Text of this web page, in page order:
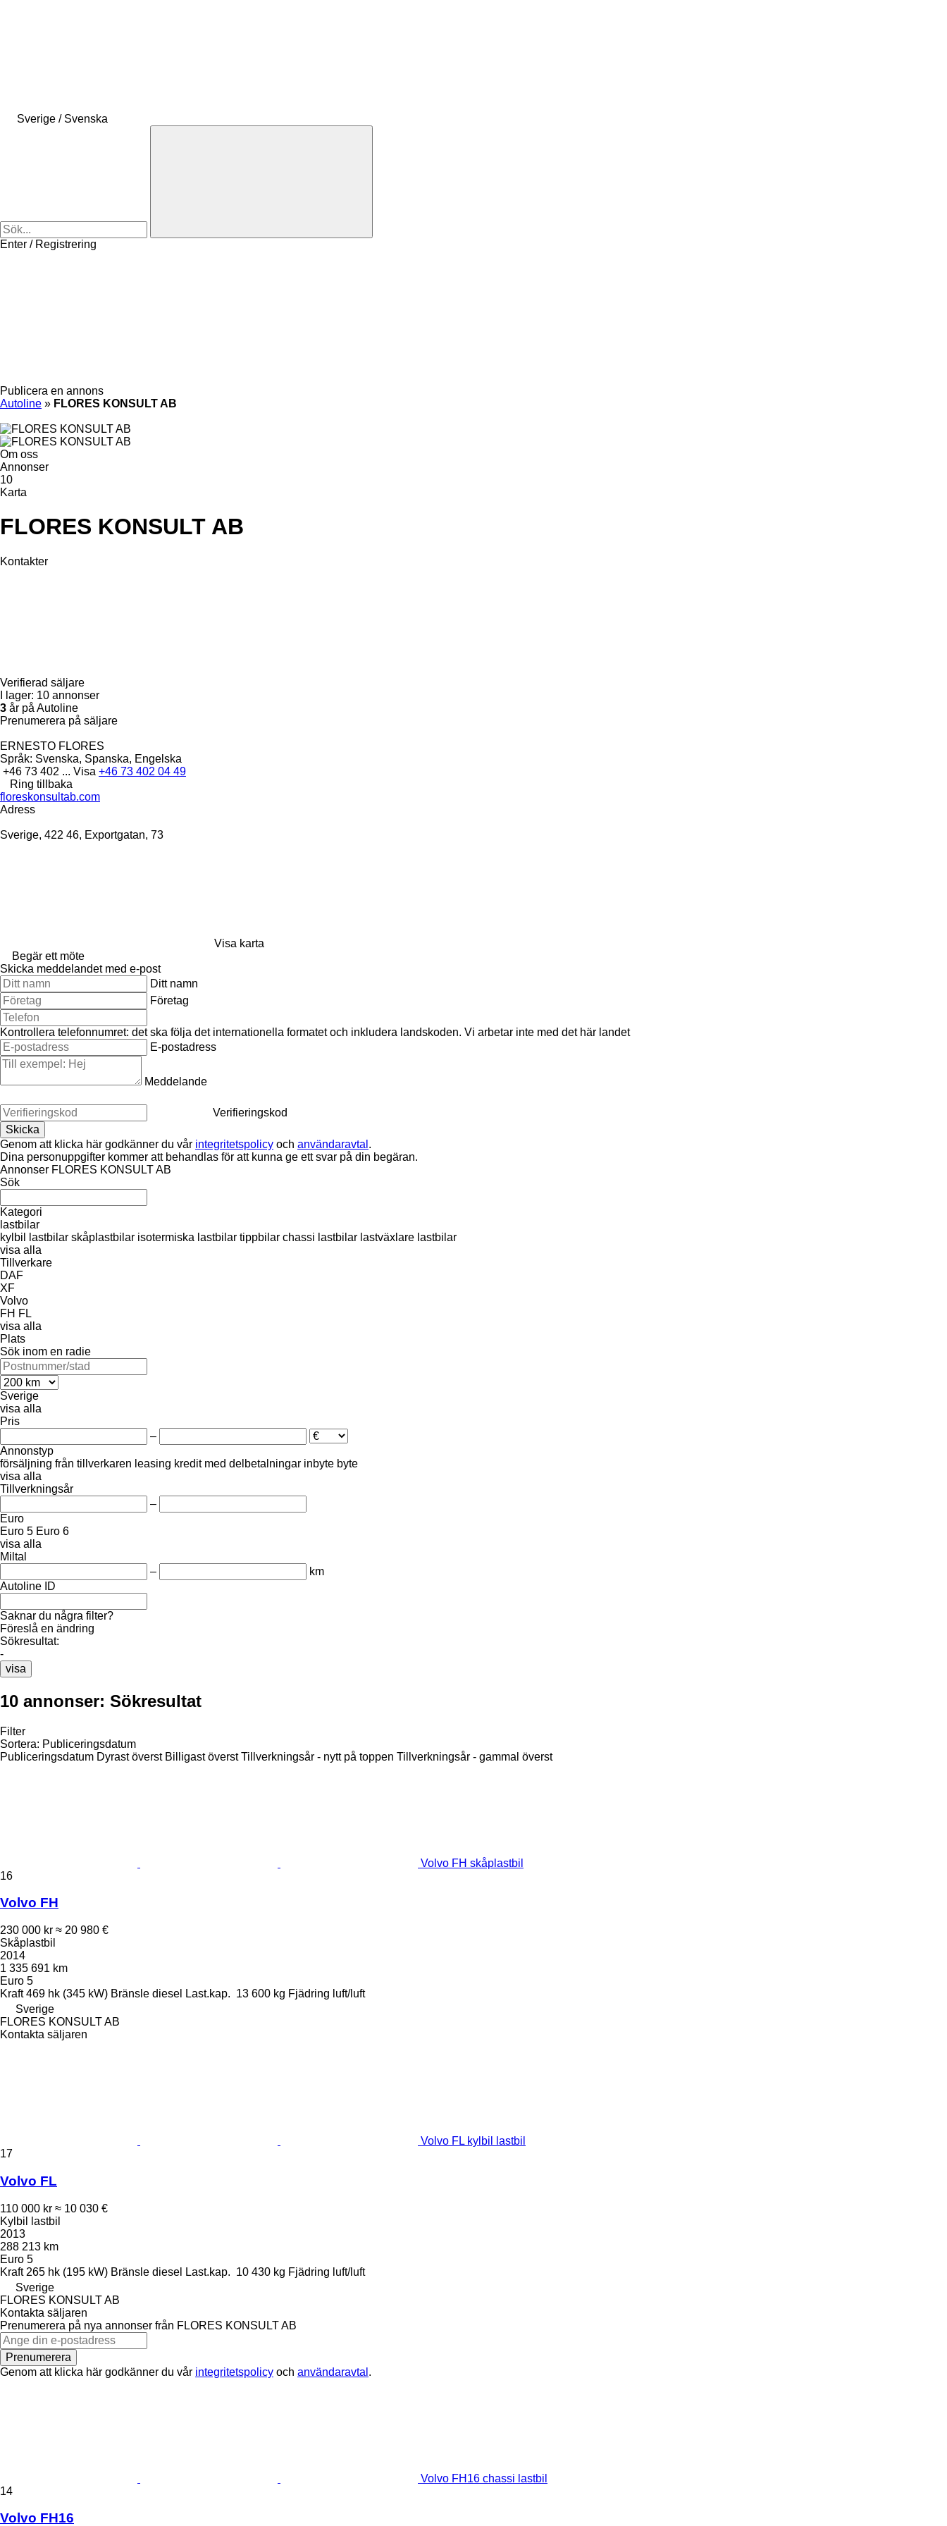
Sverige / Svenska
Enter / Registrering
Publicera en annons
Autoline » FLORES KONSULT AB
Om oss
Annonser
10
Karta
FLORES KONSULT AB
Kontakter
Verifierad säljare
I lager: 10 annonser
3 år på Autoline
Prenumerera på säljare
ERNESTO FLORES
Språk: Svenska, Spanska, Engelska
+46 73 402 ... Visa +46 73 402 04 49
Ring tillbaka
floreskonsultab.com
Adress
Sverige, 422 46, Exportgatan, 73
Visa karta
Begär ett möte
Skicka meddelandet med e-post
Ditt namn
Företag
Kontrollera telefonnumret: det ska följa det internationella formatet och inkludera landskoden. Vi arbetar inte med det här landet
E-postadress
Meddelande
Verifieringskod
Genom att klicka här godkänner du vår integritetspolicy och användaravtal .
Dina personuppgifter kommer att behandlas för att kunna ge ett svar på din begäran.
Annonser FLORES KONSULT AB
Sök
Kategori
lastbilar
kylbil lastbilar skåplastbilar isotermiska lastbilar tippbilar chassi lastbilar lastväxlare lastbilar
visa alla
Tillverkare
DAF
XF
Volvo
FH FL
visa alla
Plats
Sök inom en radie
Sverige
visa alla
Pris
–
Annonstyp
försäljning från tillverkaren leasing kredit med delbetalningar inbyte byte
visa alla
Tillverkningsår
–
Euro
Euro 5 Euro 6
visa alla
Miltal
–
km
Autoline ID
Saknar du några filter?
Föreslå en ändring
Sökresultat:
-
visa
10 annonser: Sökresultat
Filter
Sortera: Publiceringsdatum
Publiceringsdatum Dyrast överst Billigast överst Tillverkningsår - nytt på toppen Tillverkningsår - gammal överst
Volvo FH skåplastbil
16
Volvo FH
230 000 kr ≈ 20 980 €
Skåplastbil
2014
1 335 691 km
Euro 5
Kraft 469 hk (345 kW) Bränsle diesel Last.kap. 13 600 kg Fjädring luft/luft
Sverige
FLORES KONSULT AB
Kontakta säljaren
Volvo FL kylbil lastbil
17
Volvo FL
110 000 kr ≈ 10 030 €
Kylbil lastbil
2013
288 213 km
Euro 5
Kraft 265 hk (195 kW) Bränsle diesel Last.kap. 10 430 kg Fjädring luft/luft
Sverige
FLORES KONSULT AB
Kontakta säljaren
Prenumerera på nya annonser från FLORES KONSULT AB
Prenumerera
Genom att klicka här godkänner du vår integritetspolicy och användaravtal .
Volvo FH16 chassi lastbil
14
Volvo FH16